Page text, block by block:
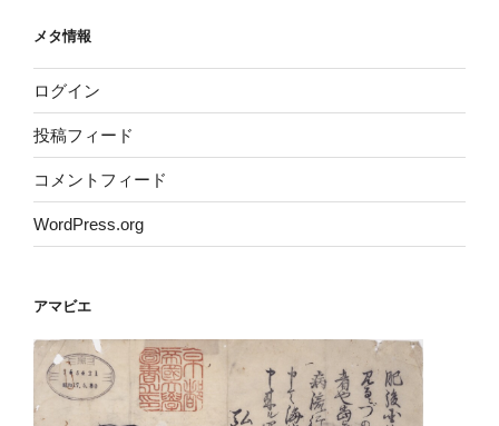
メタ情報
ログイン
投稿フィード
コメントフィード
WordPress.org
アマビエ